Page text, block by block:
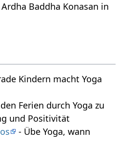
Baddha Konasan in
Kindern macht Yoga
Ferien durch Yoga zu
und Positivität
- Übe Yoga, wann